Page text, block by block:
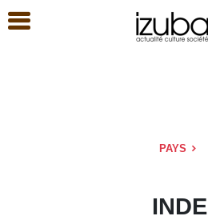
PAYS
INDE